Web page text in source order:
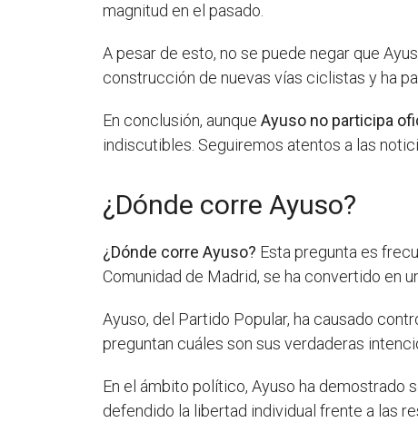
magnitud en el pasado.
A pesar de esto, no se puede negar que
construcción de nuevas vías ciclistas y ha
En conclusión, aunqueAyuso no participa
indiscutibles. Seguiremos atentos a las
¿Dónde corre Ayuso?
¿Dónde corre Ayuso? Esta pregunta es
Comunidad de Madrid, se ha convertido en
Ayuso, del Partido Popular, ha causado
preguntan cuáles son sus verdaderas
En el ámbito político, Ayuso ha demostrado
defendido la libertad individual frente a las